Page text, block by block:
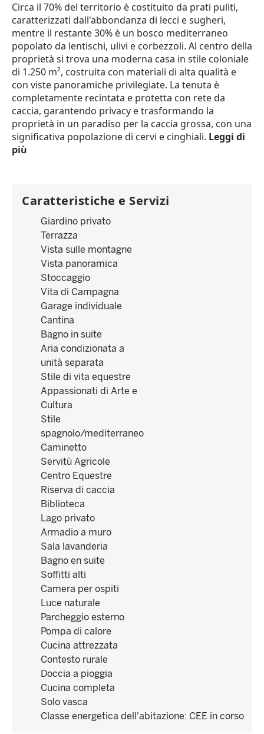
Circa il 70% del territorio è costituito da prati puliti,
caratterizzati dall'abbondanza di lecci e sugheri,
mentre il restante 30% è un bosco mediterraneo
popolato da lentischi, ulivi e corbezzoli. Al centro della
proprietà si trova una moderna casa in stile coloniale
di 1.250 m², costruita con materiali di alta qualità e
con viste panoramiche privilegiate. La tenuta è
completamente recintata e protetta con rete da
caccia, garantendo privacy e trasformando la
proprietà in un paradiso per la caccia grossa, con una
significativa popolazione di cervi e cinghiali. Leggi di
più
Caratteristiche e Servizi
Giardino privato
Terrazza
Vista sulle montagne
Vista panoramica
Stoccaggio
Vita di Campagna
Garage individuale
Cantina
Bagno in suite
Aria condizionata a
unità separata
Stile di vita equestre
Appassionati di Arte e
Cultura
Stile
spagnolo/mediterraneo
Caminetto
Servitù Agricole
Centro Equestre
Riserva di caccia
Biblioteca
Lago privato
Armadio a muro
Sala lavanderia
Bagno en suite
Soffitti alti
Camera per ospiti
Luce naturale
Parcheggio esterno
Pompa di calore
Cucina attrezzata
Contesto rurale
Doccia a pioggia
Cucina completa
Solo vasca
Classe energetica dell'abitazione: CEE in corso